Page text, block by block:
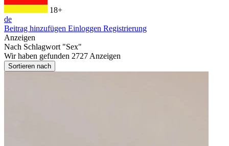
18+
de
Beitrag hinzufügen Einloggen Registrierung
Anzeigen
Nach Schlagwort "Sex"
Wir haben gefunden 2727 Anzeigen
Sortieren nach